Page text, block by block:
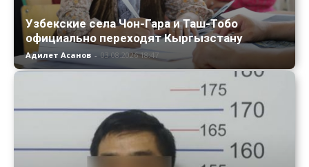
Узбекские села Чон-Гара и Таш-Тобо
официально переходят Кыргызстану
Адилет Асанов - 03.08.2026 18:47